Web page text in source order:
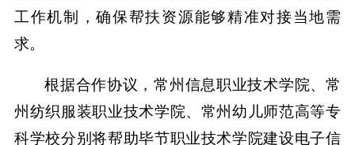
工作机制，确保帮扶资源能够精准对接当地需
求。
根据合作协议，常州信息职业技术学院、常
州纺织服装职业技术学院、常州幼儿师范高等专
科学校分别将帮助毕节职业技术学院建设电子信